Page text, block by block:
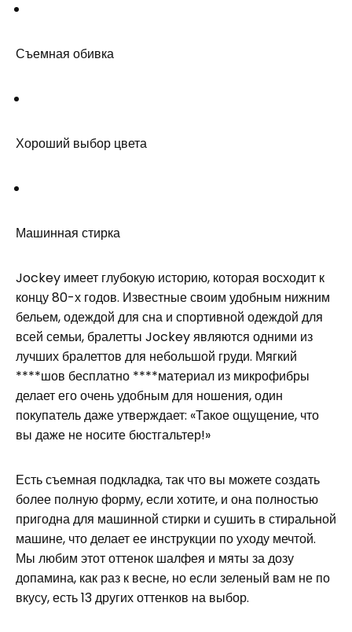
Съемная обивка
Хороший выбор цвета
Машинная стирка
Jockey имеет глубокую историю, которая восходит к
концу 80-х годов. Известные своим удобным нижним
бельем, одеждой для сна и спортивной одеждой для
всей семьи, бралетты Jockey являются одними из
лучших бралеттов для небольшой груди. Мягкий
****шов бесплатно ****материал из микрофибры
делает его очень удобным для ношения, один
покупатель даже утверждает: «Такое ощущение, что
вы даже не носите бюстгальтер!»
Есть съемная подкладка, так что вы можете создать
более полную форму, если хотите, и она полностью
пригодна для машинной стирки и сушить в стиральной
машине, что делает ее инструкции по уходу мечтой.
Мы любим этот оттенок шалфея и мяты за дозу
допамина, как раз к весне, но если зеленый вам не по
вкусу, есть 13 других оттенков на выбор.